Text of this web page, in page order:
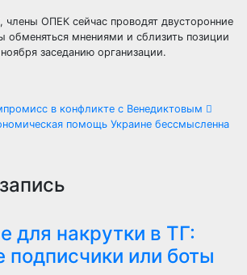
ОПЕК сейчас проводят двусторонние
обменяться мнениями и сблизить позиции
заседанию организации.
в конфликте с Венедиктовым
помощь Украине бессмысленна
для накрутки в ТГ:
подписчики или боты